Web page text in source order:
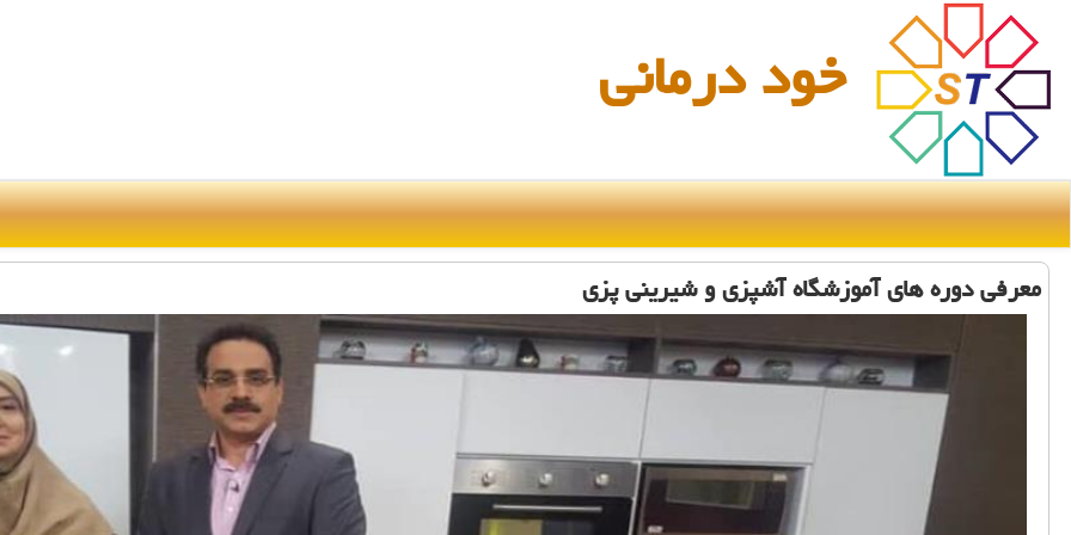
خود درمانی
معرفی دوره های آموزشگاه آشپزی و شیرینی پزی